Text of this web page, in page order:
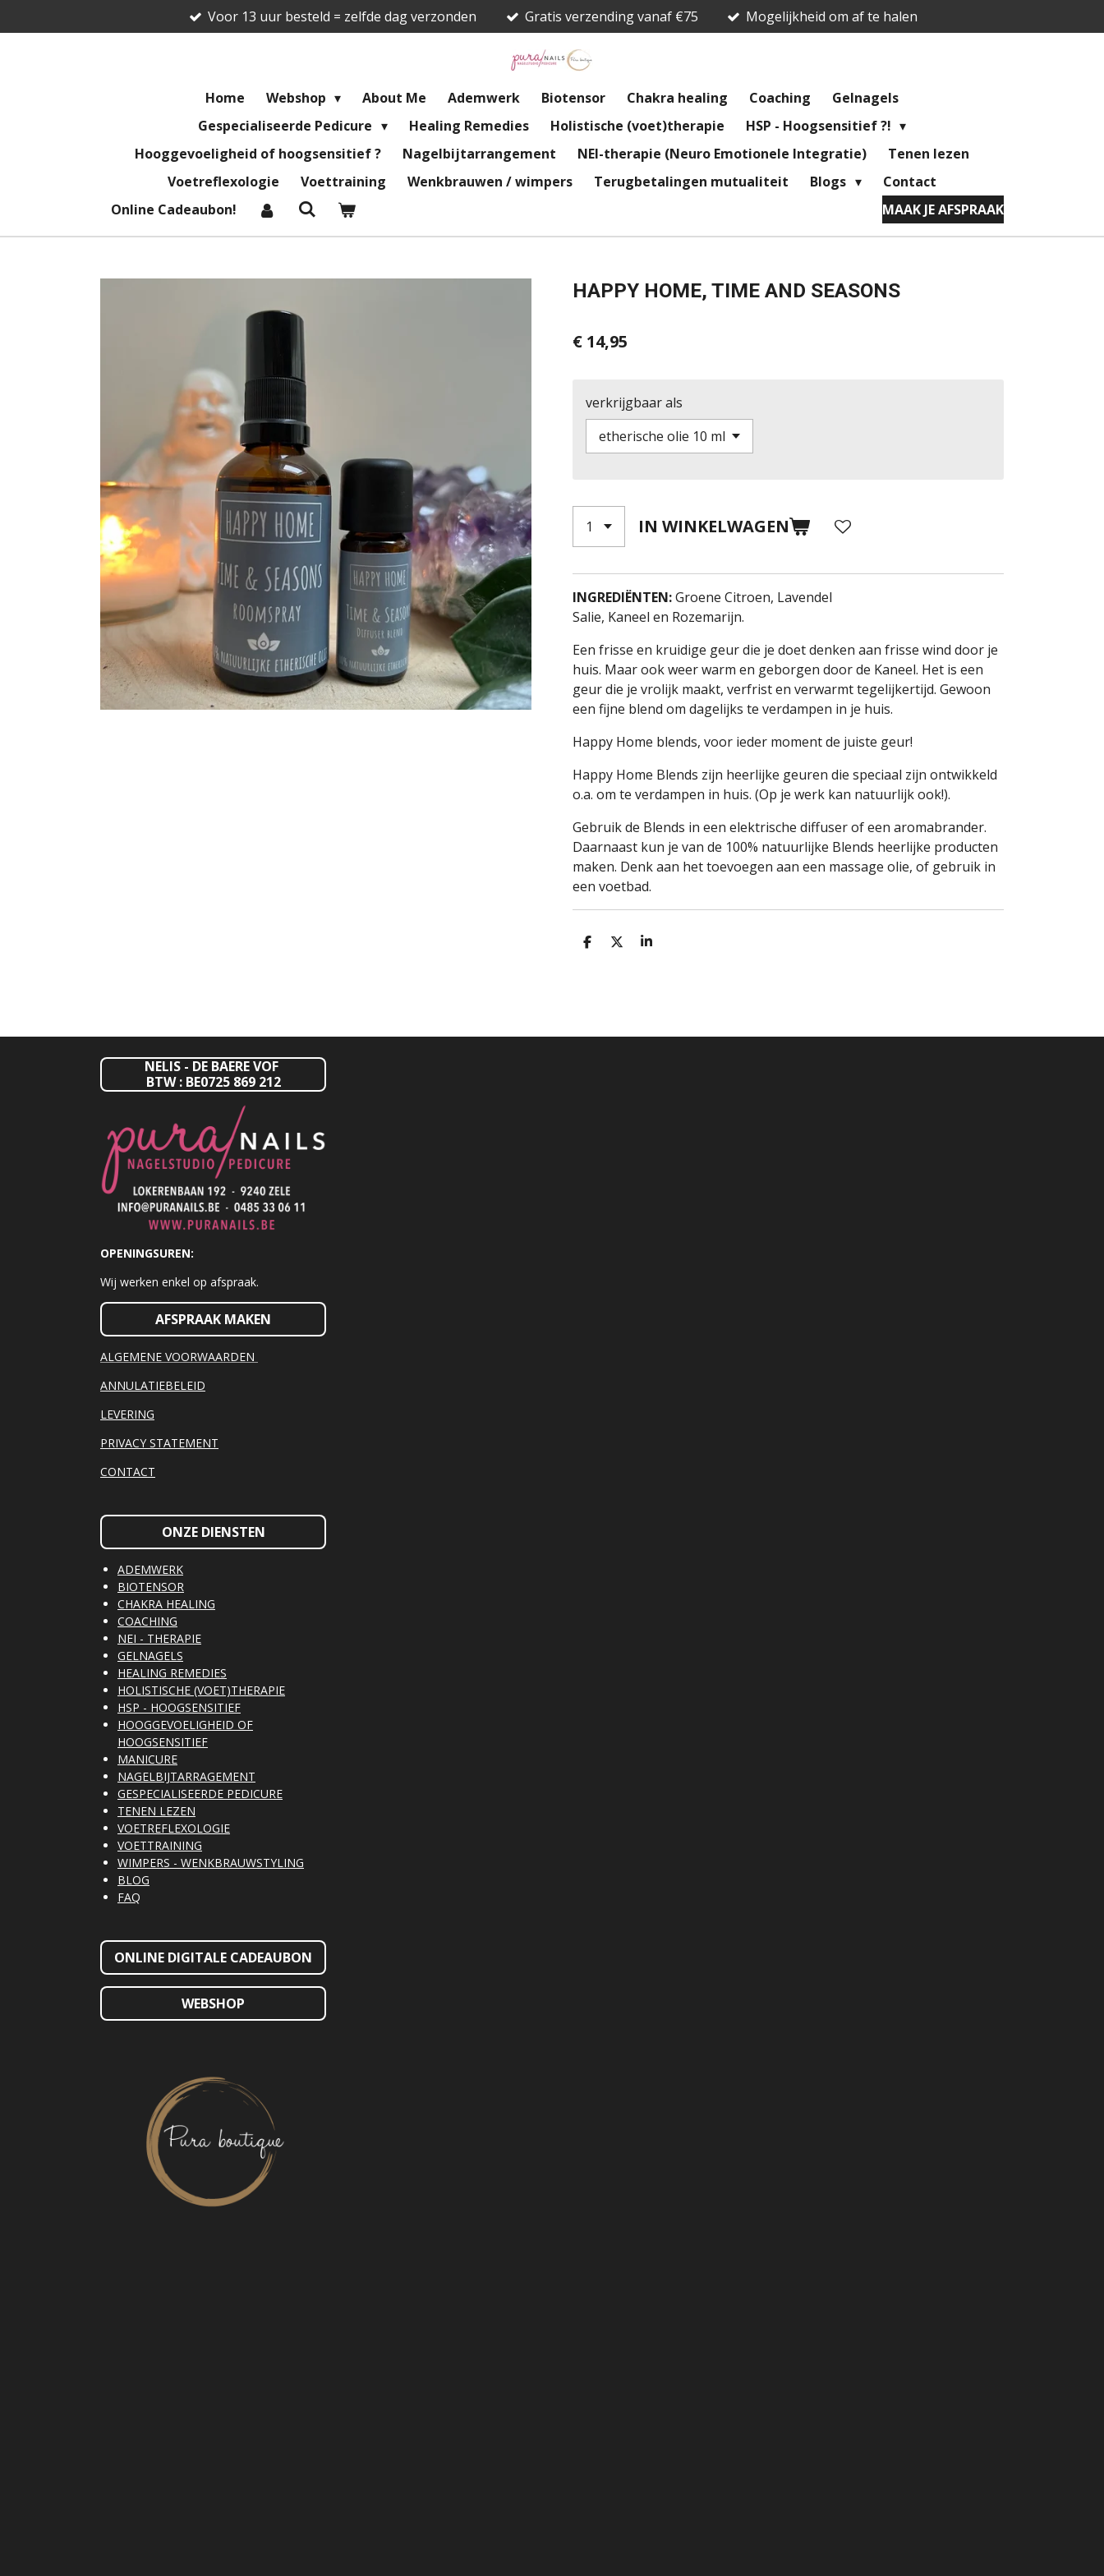
direct
Voor 13 uur besteld = zelfde dag verzonden Gratis verzending vanaf €75 Mogelijkheid om af te halen
Home Webshop About Me Ademwerk Biotensor Chakra healing Coaching
Gelnagels
Gespecialiseerde Pedicure
Healing Remedies Holistische (voet)therapie
HSP - Hoogsensitief ?!
Hooggevoeligheid of hoogsensitief ?
Nagelbijtarrangement NEI-therapie (Neuro Emotionele Integratie)
Tenen lezen
Voetreflexologie
Voettraining Wenkbrauwen / wimpers Terugbetalingen mutualiteit Blogs
Contact
Online Cadeaubon!
MAAK JE AFSPRAAK
HAPPY HOME, TIME AND SEASONS
€ 14,95
verkrijgbaar als
IN WINKELWAGEN
INGREDIËNTEN:Groene Citroen, Lavendel
Salie, Kaneel en Rozemarijn.
Een frisse en kruidige geur die je doet denken aan frisse wind door je
huis. Maar ook weer warm en geborgen door de Kaneel. Het is een
geur die je vrolijk maakt, verfrist en verwarmt tegelijkertijd. Gewoon
een fijne blend om dagelijks te verdampen in je huis.
Happy Home blends, voor ieder moment de juiste geur!
Happy Home Blends zijn heerlijke geuren die speciaal zijn ontwikkeld
o.a. om te verdampen in huis. (Op je werk kan natuurlijk ook!).
Gebruik de Blends in een elektrische diffuser of een aromabrander.
Daarnaast kun je van de 100% natuurlijke Blends heerlijke producten
maken. Denk aan het toevoegen aan een massage olie, of gebruik in
een voetbad.
D
D
S
NELIS - DE BAERE VOF
BTW : BE0725 869 212
OPENINGSUREN:
Wij werken enkel op afspraak.
AFSPRAAK MAKEN
ALGEMENE VOORWAARDEN
ANNULATIEBELEID
LEVERING
PRIVACY STATEMENT
CONTACT
ONZE DIENSTEN
ADEMWERK
BIOTENSOR
CHAKRA HEALING
COACHING
NEI - THERAPIE
GELNAGELS
HEALING REMEDIES
HOLISTISCHE (VOET)THERAPIE
HSP - HOOGSENSITIEF
HOOGGEVOELIGHEID OF
HOOGSENSITIEF
MANICURE
NAGELBIJTARRAGEMENT
GESPECIALISEERDE PEDICURE
TENEN LEZEN
VOETREFLEXOLOGIE
VOETTRAINING
WIMPERS - WENKBRAUWSTYLING
BLOG
FAQ
ONLINE DIGITALE CADEAUBON
WEBSHOP